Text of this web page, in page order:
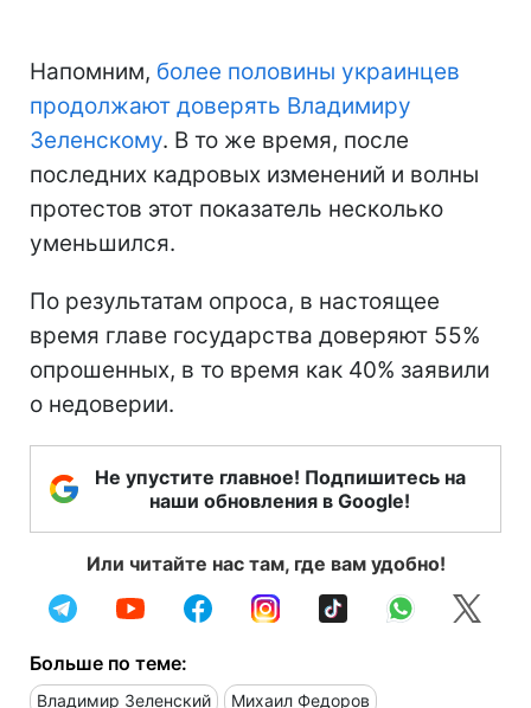
Напомним, более половины украинцев
продолжают доверять Владимиру
Зеленскому. В то же время, после
последних кадровых изменений и волны
протестов этот показатель несколько
уменьшился.
По результатам опроса, в настоящее
время главе государства доверяют 55%
опрошенных, в то время как 40% заявили
о недоверии.
Не упустите главное! Подпишитесь на
наши обновления в Google!
Или читайте нас там, где вам удобно!
Больше по теме:
Владимир Зеленский Михаил Федоров